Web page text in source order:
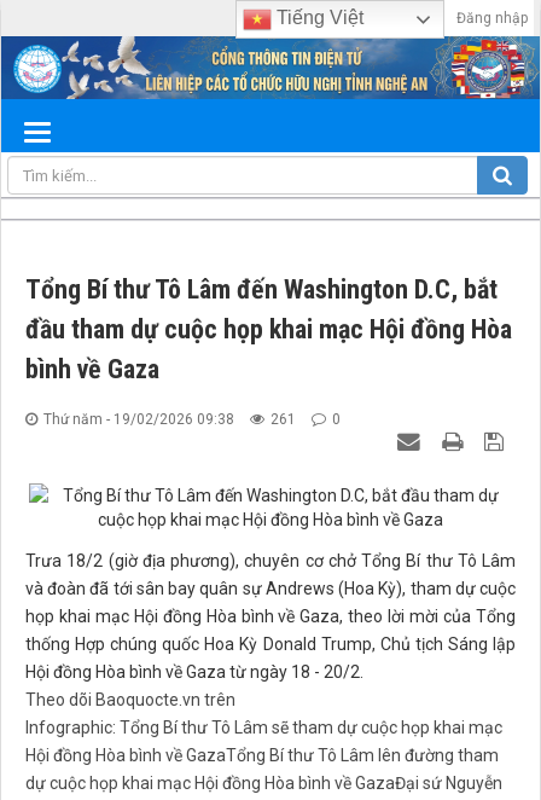
Đăng nhập
Tiếng Việt
Tổng Bí thư Tô Lâm đến Washington D.C, bắt
đầu tham dự cuộc họp khai mạc Hội đồng Hòa
bình về Gaza
Thứ năm - 19/02/2026 09:38 261 0
Trưa 18/2 (giờ địa phương), chuyên cơ chở Tổng Bí thư Tô Lâm
và đoàn đã tới sân bay quân sự Andrews (Hoa Kỳ), tham dự cuộc
họp khai mạc Hội đồng Hòa bình về Gaza, theo lời mời của Tổng
thống Hợp chúng quốc Hoa Kỳ Donald Trump, Chủ tịch Sáng lập
Hội đồng Hòa bình về Gaza từ ngày 18 - 20/2.
Theo dõi Baoquocte.vn trên
Infographic: Tổng Bí thư Tô Lâm sẽ tham dự cuộc họp khai mạc
Hội đồng Hòa bình về GazaTổng Bí thư Tô Lâm lên đường tham
dự cuộc họp khai mạc Hội đồng Hòa bình về GazaĐại sứ Nguyễn